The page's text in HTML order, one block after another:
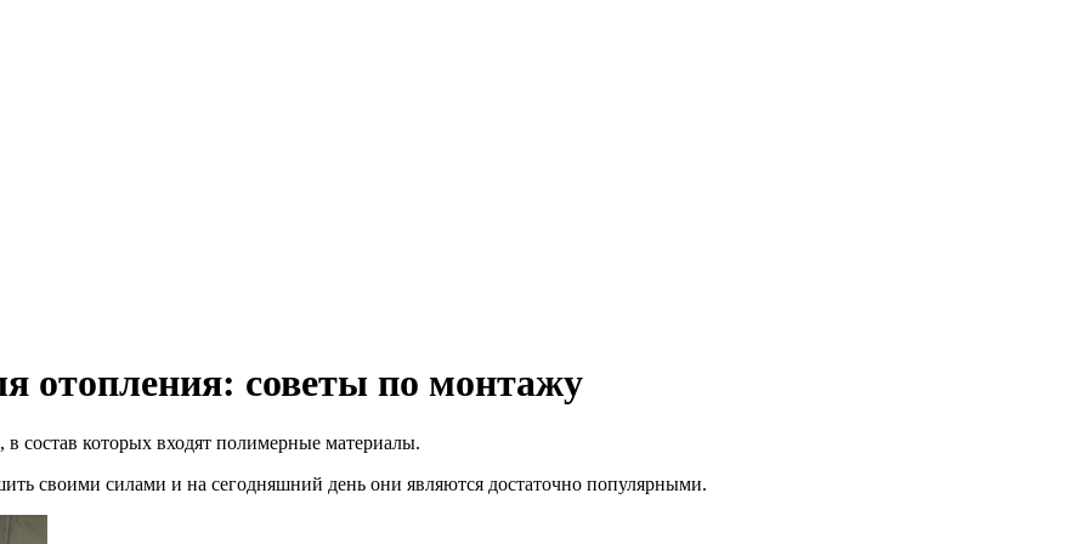
отопления: советы по монтажу
состав которых входят полимерные материалы.
своими силами и на сегодняшний день они являются достаточно популярными.